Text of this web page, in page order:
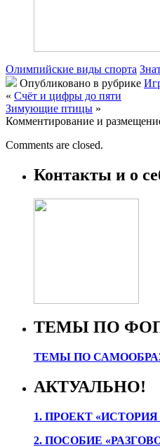
Олимпийские виды спорта
Опубликовано в рубрике
« Счёт и цифры до пяти
Зимующие птицы »
Комментирование и
Comments are closed.
Контакты и о
ТЕМЫ ПО
ТЕМЫ ПО
АКТУАЛЬНО!
1. ПРОЕКТ
2. ПОСОБИЕ